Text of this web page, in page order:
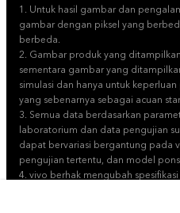
1. Untuk hasil gambar dan
gambar dengan piksel yang
berbeda.
2. Gambar produk yang
sementara gambar yang
simulasi dan hanya untuk
yang sebenarnya sebagai acuan
3. Semua data berdasarkan
laboratorium dan data pengujian
dapat bervariasi bergantung pada
pengujian tertentu, dan model
4. vivo berhak mengubah